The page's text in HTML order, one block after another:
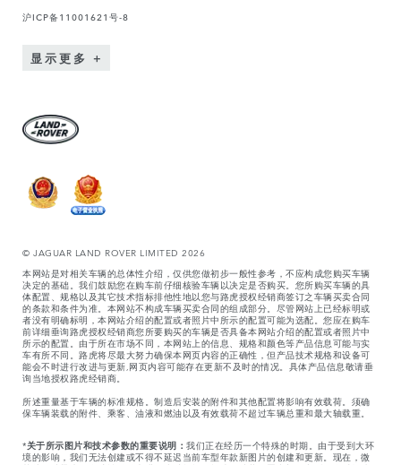
沪ICP备11001621号-8
显示更多
© JAGUAR LAND ROVER LIMITED 2026
本网站是对相关车辆的总体性介绍，仅供您做初步一般性参考，不应构成您购买车辆
决定的基础。我们鼓励您在购车前仔细核验车辆以决定是否购买。您所购买车辆的具
体配置、规格以及其它技术指标排他性地以您与路虎授权经销商签订之车辆买卖合同
的条款和条件为准。本网站不构成车辆买卖合同的组成部分。尽管网站上已经标明或
者没有明确标明，本网站介绍的配置或者照片中所示的配置可能为选配。您应在购车
前详细垂询路虎授权经销商您所要购买的车辆是否具备本网站介绍的配置或者照片中
所示的配置。由于所在市场不同，本网站上的信息、规格和颜色等产品信息可能与实
车有所不同。路虎将尽最大努力确保本网页内容的正确性，但产品技术规格和设备可
能会不时进行改进与更新,网页内容可能存在更新不及时的情况。具体产品信息敬请垂
询当地授权路虎经销商。
所述重量基于车辆的标准规格。制造后安装的附件和其他配置将影响有效载荷。须确
保车辆装载的附件、乘客、油液和燃油以及有效载荷不超过车辆总重和最大轴载重。
*关于所示图片和技术参数的重要说明： 我们正在经历一个特殊的时期。由于受到大环
境的影响，我们无法创建或不得不延迟当前车型年款新图片的创建和更新。现在，微